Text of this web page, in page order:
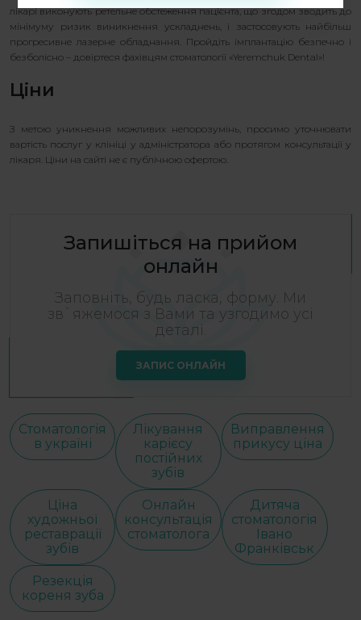
лікарі виконують ретельне обстеження пацієнта, що згодом зводить до
мінімуму ризик виникнення ускладнень, і застосовують найбільш
прогресивне лазерне обладнання. Пройдіть імплантацію безпечно і
безболісно – довіртеся фахівцям стоматології «Yeremchuk Dental»!
Ціни
З метою уникнення можливих непорозумінь, просимо уточнювати
вартість послуг у клініці у адміністратора або протягом консультації у
лікаря. Ціни на сайті не є публічною офертою.
Запишіться на прийом
онлайн
Заповніть, будь ласка, форму. Ми
зв`яжемося з Вами та узгодимо усі
деталі.
ЗАПИС ОНЛАЙН
Стоматологія
в україні
Лікування
карієсу
постійних
зубів
Виправлення
прикусу ціна
Ціна
художньої
реставрації
зубів
Онлайн
консультація
стоматолога
Дитяча
стоматологія
Івано
Франківськ
Резекція
кореня зуба